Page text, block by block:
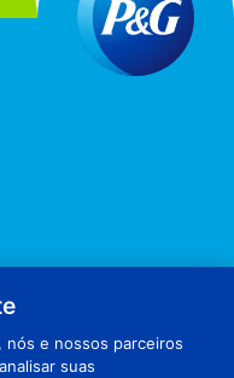
nós e nossos parceiros
suas